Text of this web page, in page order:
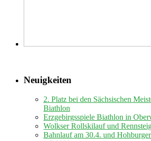
Neuigkeiten
2. Platz bei den Sächsischen
Biathlon
Erzgebirgsspiele Biathlon in
Wolkser Rollskilauf und
Bahnlauf am 30.4. und